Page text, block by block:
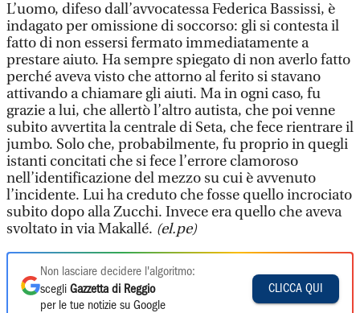
L’uomo, difeso dall’avvocatessa Federica Bassissi, è
indagato per omissione di soccorso: gli si contesta il
fatto di non essersi fermato immediatamente a
prestare aiuto. Ha sempre spiegato di non averlo fatto
perché aveva visto che attorno al ferito si stavano
attivando a chiamare gli aiuti. Ma in ogni caso, fu
grazie a lui, che allertò l’altro autista, che poi venne
subito avvertita la centrale di Seta, che fece rientrare il
jumbo. Solo che, probabilmente, fu proprio in quegli
istanti concitati che si fece l’errore clamoroso
nell’identificazione del mezzo su cui è avvenuto
l’incidente. Lui ha creduto che fosse quello incrociato
subito dopo alla Zucchi. Invece era quello che aveva
svoltato in via Makallé. (el.pe)
Non lasciare decidere l'algoritmo:
scegli Gazzetta di Reggio
per le tue notizie su Google
CLICCA QUI